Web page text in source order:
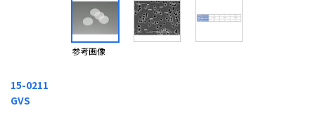
参考画像
15-0211
GVS